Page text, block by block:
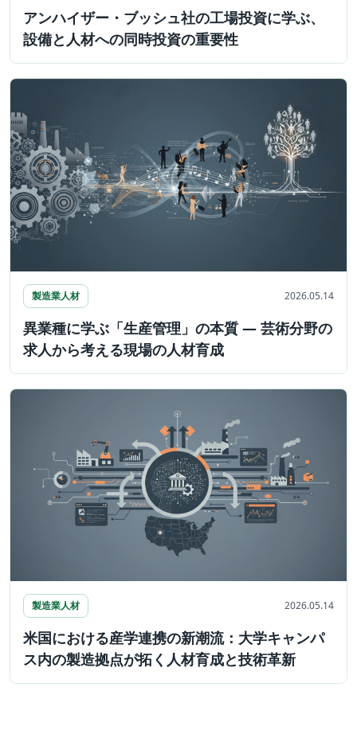
アンハイザー・ブッシュ社の工場投資に学ぶ、
設備と人材への同時投資の重要性
製造業人材 2026.05.14
異業種に学ぶ「生産管理」の本質 ― 芸術分野の
求人から考える現場の人材育成
製造業人材 2026.05.14
米国における産学連携の新潮流：大学キャンパ
ス内の製造拠点が拓く人材育成と技術革新